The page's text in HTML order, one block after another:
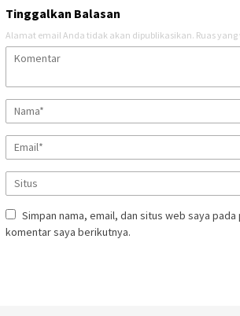
Tinggalkan Balasan
Alamat email Anda tidak akan dipublikasikan. Ruas
Simpan nama, email, dan situs web saya
komentar saya berikutnya.